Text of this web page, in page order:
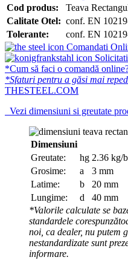
Cod produs:
Teava
Calitate Otel: conf. EN
Tolerante:
conf. EN
Comandati
*Cum să faci o comandă
*Sfaturi pentru a găsi mai
THESTEEL.COM
Vezi dimensiuni si greutate
Dimensiuni
Greutate:
hg 2.36 kg/
Grosime:
a
3 mm
Latime:
b
20 mm
Lungime:
d
40 mm
*Valorile calculate se
standardele
noi, ca dealer, nu putem
nestandardizate sunt
informare.